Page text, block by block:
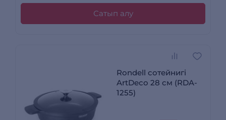
Сатып алу
Rondell сотейнигі
ArtDeco 28 см (RDA-
1255)